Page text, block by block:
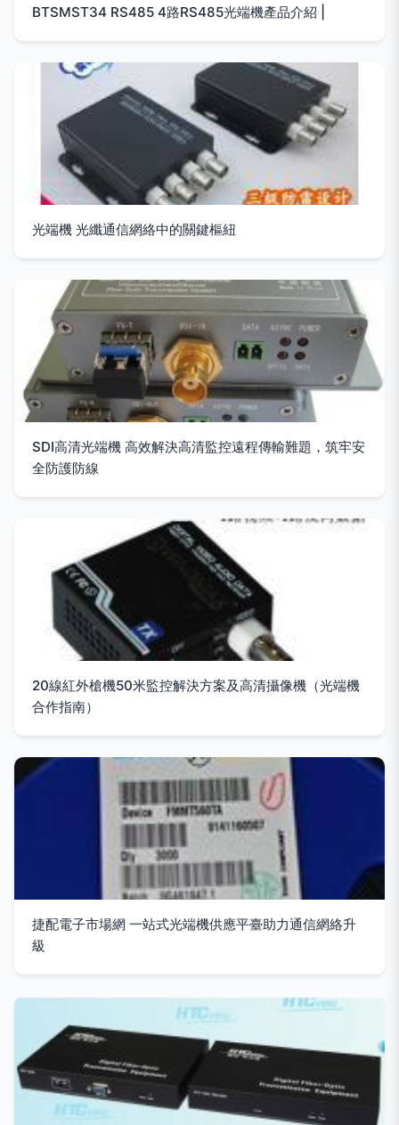
BTSMST34 RS485 4路RS485光端機產品介紹 |
光端機 光纖通信網絡中的關鍵樞紐
SDI高清光端機 高效解決高清監控遠程傳輸難題，筑牢安
全防護防線
20線紅外槍機50米監控解決方案及高清攝像機（光端機
合作指南）
捷配電子市場網 一站式光端機供應平臺助力通信網絡升
級